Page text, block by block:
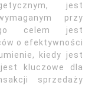
jest
przy
celem jest
o efektywności
kiedy jest
kluczowe dla
sprzedaży